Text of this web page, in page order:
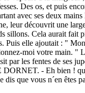
Des os, et puis
avec ses deux mains
leur découvrit une
sillons. Cela aurait fait
Puis elle ajoutait : "
moi votre main. "
par les fentes de ses
- Eh bien !
que vous n´en êtes